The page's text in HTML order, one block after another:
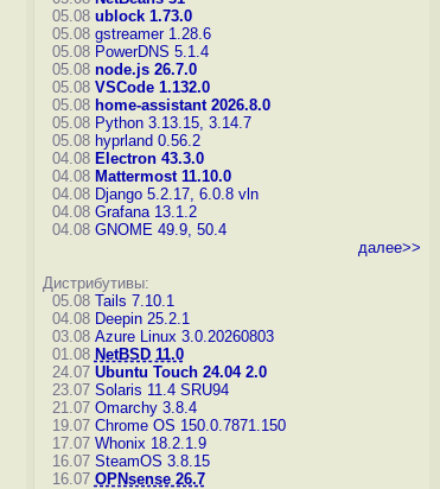
05.08 ublock 1.73.0
05.08 gstreamer 1.28.6
05.08 PowerDNS 5.1.4
05.08 node.js 26.7.0
05.08 VSCode 1.132.0
05.08 home-assistant 2026.8.0
05.08 Python 3.13.15, 3.14.7
05.08 hyprland 0.56.2
04.08 Electron 43.3.0
04.08 Mattermost 11.10.0
04.08 Django 5.2.17, 6.0.8 vln
04.08 Grafana 13.1.2
04.08 GNOME 49.9, 50.4
далее>>
Дистрибутивы:
05.08 Tails 7.10.1
04.08 Deepin 25.2.1
03.08 Azure Linux 3.0.20260803
01.08 NetBSD 11.0
24.07 Ubuntu Touch 24.04 2.0
23.07 Solaris 11.4 SRU94
21.07 Omarchy 3.8.4
19.07 Chrome OS 150.0.7871.150
17.07 Whonix 18.2.1.9
16.07 SteamOS 3.8.15
16.07 OPNsense 26.7